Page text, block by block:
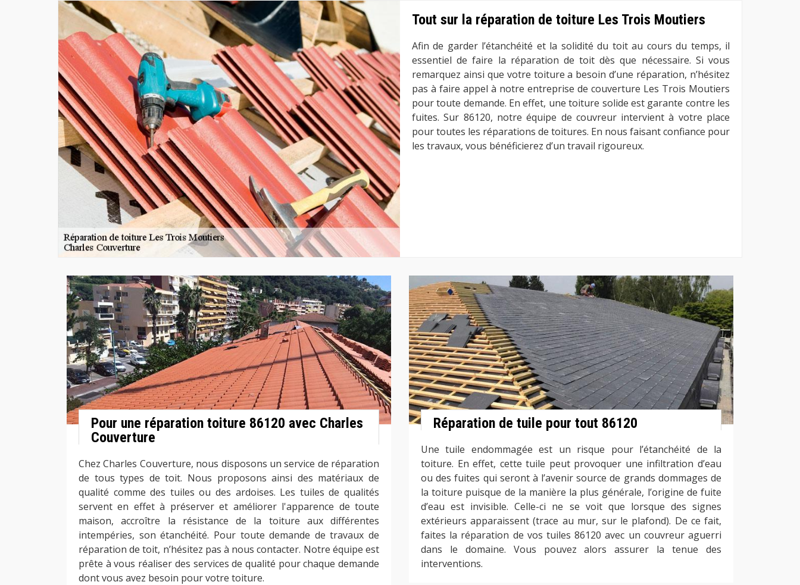
Tout sur la réparation de toiture Les Trois Moutiers
Afin de garder l’étanchéité et la solidité du toit au cours du temps, il
essentiel de faire la réparation de toit dès que nécessaire. Si vous
remarquez ainsi que votre toiture a besoin d’une réparation, n’hésitez
pas à faire appel à notre entreprise de couverture Les Trois Moutiers
pour toute demande. En effet, une toiture solide est garante contre les
fuites. Sur 86120, notre équipe de couvreur intervient à votre place
pour toutes les réparations de toitures. En nous faisant confiance pour
les travaux, vous bénéficierez d’un travail rigoureux.
Pour une réparation toiture 86120 avec Charles
Couverture
Chez Charles Couverture, nous disposons un service de réparation
de tous types de toit. Nous proposons ainsi des matériaux de
qualité comme des tuiles ou des ardoises. Les tuiles de qualités
servent en effet à préserver et améliorer l'apparence de toute
maison, accroître la résistance de la toiture aux différentes
intempéries, son étanchéité. Pour toute demande de travaux de
réparation de toit, n’hésitez pas à nous contacter. Notre équipe est
prête à vous réaliser des services de qualité pour chaque demande
dont vous avez besoin pour votre toiture.
Réparation de tuile pour tout 86120
Une tuile endommagée est un risque pour l’étanchéité de la
toiture. En effet, cette tuile peut provoquer une infiltration d’eau
ou des fuites qui seront à l’avenir source de grands dommages de
la toiture puisque de la manière la plus générale, l’origine de fuite
d’eau est invisible. Celle-ci ne se voit que lorsque des signes
extérieurs apparaissent (trace au mur, sur le plafond). De ce fait,
faites la réparation de vos tuiles 86120 avec un couvreur aguerri
dans le domaine. Vous pouvez alors assurer la tenue des
interventions.